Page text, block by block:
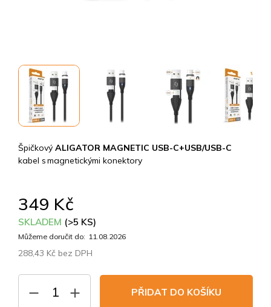
349 Kč
SKLADEM (>5 KS)
Můžeme doručit do: 11.08.2026
288,43 Kč bez DPH
PŘIDAT DO KOŠÍKU
Špičkový ALIGATOR MAGNETIC USB-C+USB/USB-C
kabel s magnetickými konektory